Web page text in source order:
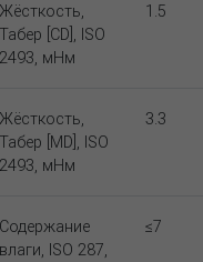
Жёсткость,
Табер [CD], ISO
2493, мНм
1.5
Жёсткость,
Табер [MD], ISO
2493, мНм
3.3
Содержание
влаги, ISO 287,
≤7